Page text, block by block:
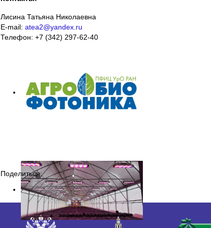
Лисина Татьяна Николаевна
E-mail: atea2@yandex.ru
Телефон: +7 (342) 297-62-40
Поделиться: